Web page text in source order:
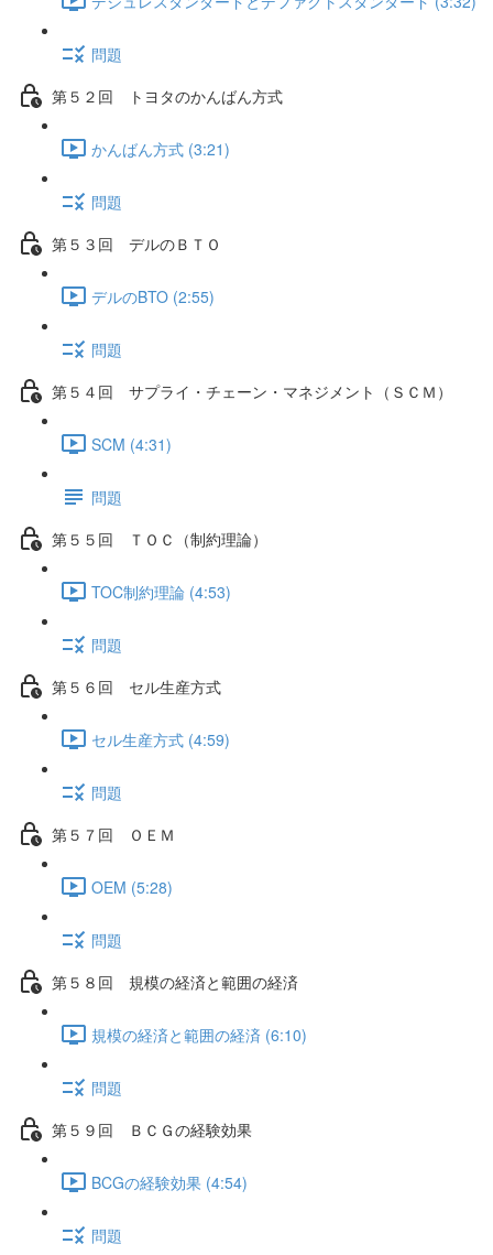
問題
第５２回 トヨタのかんばん方式
かんばん方式 (3:21)
問題
第５３回 デルのＢＴＯ
デルのBTO (2:55)
問題
第５４回 サプライ・チェーン・マネジメント（ＳＣＭ）
SCM (4:31)
問題
第５５回 ＴＯＣ（制約理論）
TOC制約理論 (4:53)
問題
第５６回 セル生産方式
セル生産方式 (4:59)
問題
第５７回 ＯＥＭ
OEM (5:28)
問題
第５８回 規模の経済と範囲の経済
規模の経済と範囲の経済 (6:10)
問題
第５９回 ＢＣＧの経験効果
BCGの経験効果 (4:54)
問題